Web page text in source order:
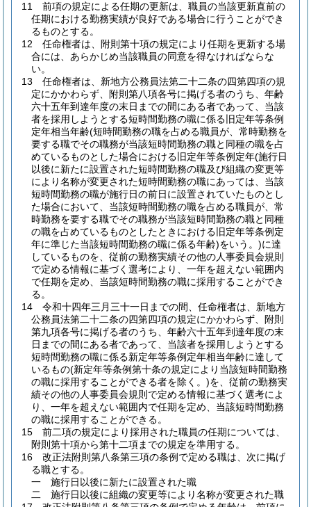
11
前項の規定による任期の更新は、職員の当該更新直前の
任期における勤務実績が良好である場合に行うことができ
るものとする。
12
任命権者は、附則第十項の規定により任期を更新する場
合には、あらかじめ当該職員の同意を得なければならな
い。
13
任命権者は、新地方公務員法第二十二条の四第四項の規
定にかかわらず、附則第八項各号に掲げる者のうち、年齢
六十五年到達年度の末日までの間にある者であって、当該
者を採用しようとする短時間勤務の職に係る旧定年等条例
定年相当年齢(短時間勤務の職を占める職員が、常時勤務を
要する職でその職務が当該短時間勤務の職と同種の職を占
めているものとした場合における旧定年等条例定年(施行日
以後に新たに設置された短時間勤務の職及び組織の変更等
により名称が変更された短時間勤務の職にあっては、当該
短時間勤務の職が施行日の前日に設置されていたものとし
た場合において、当該短時間勤務の職を占める職員が、常
時勤務を要する職でその職務が当該短時間勤務の職と同種
の職を占めているものとしたときにおける旧定年等条例定
年に準じた当該短時間勤務の職に係る年齢)をいう。)に達
しているものを、従前の勤務実績その他の人事委員会規則
で定める情報に基づく選考により、一年を超えない範囲内
で任期を定め、当該短時間勤務の職に採用することができ
る。
14
令和十四年三月三十一日までの間、任命権者は、新地方
公務員法第二十二条の四第四項の規定にかかわらず、附則
第九項各号に掲げる者のうち、年齢六十五年到達年度の末
日までの間にある者であって、当該者を採用しようとする
短時間勤務の職に係る新定年等条例定年相当年齢に達して
いるもの(新定年等条例第十条の規定により当該短時間勤務
の職に採用することができる者を除く。)を、従前の勤務実
績その他の人事委員会規則で定める情報に基づく選考によ
り、一年を超えない範囲内で任期を定め、当該短時間勤務
の職に採用することができる。
15
前二項の規定により採用された職員の任期については、
附則第十項から第十二項までの規定を準用する。
16
改正法附則第八条第三項の条例で定める職は、次に掲げ
る職とする。
一
施行日以後に新たに設置された職
二
施行日以後に組織の変更等により名称が変更された職